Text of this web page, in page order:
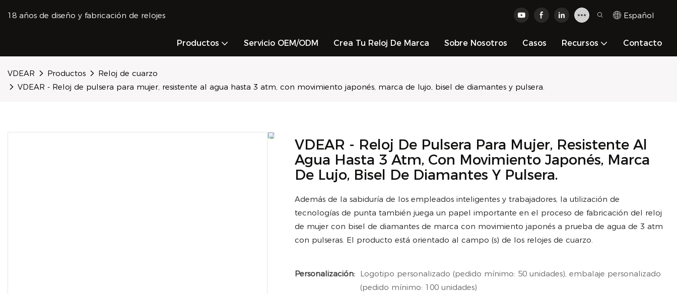
18 años de diseño y fabricación de relojes Español
Productos Servicio OEM/ODM Crea Tu Reloj De Marca Sobre Nosotros Casos Recursos Contacto
VDEAR Productos
Reloj de cuarzo
VDEAR - Reloj de pulsera para mujer, resistente al agua hasta 3 atm, con movimiento japonés, marca de lujo, bisel de diamantes y pulsera.
VDEAR - Reloj De Pulsera Para Mujer, Resistente Al
Agua Hasta 3 Atm, Con Movimiento Japonés, Marca
De Lujo, Bisel De Diamantes Y Pulsera.
Además de la sabiduría de los empleados inteligentes y trabajadores, la utilización de
tecnologías de punta también juega un papel importante en el proceso de fabricación del reloj
de mujer con bisel de diamantes de marca con movimiento japonés a prueba de agua de 3 atm
con pulseras. El producto está orientado al campo (s) de los relojes de cuarzo.
Personalización: Logotipo personalizado (pedido mínimo: 50 unidades), embalaje personalizado
(pedido mínimo: 100 unidades)